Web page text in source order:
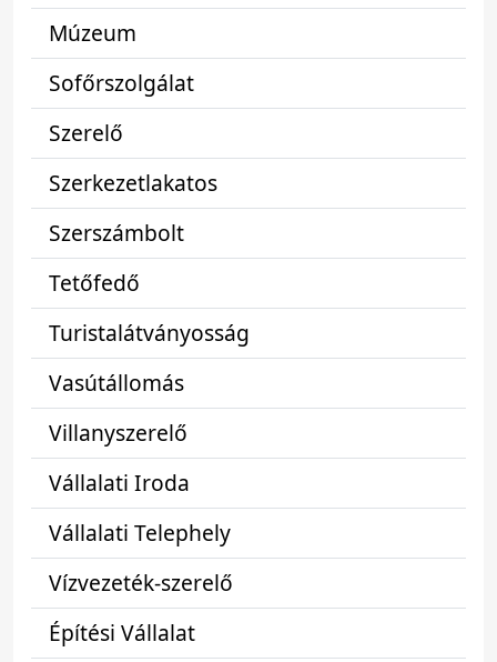
Múzeum
Sofőrszolgálat
Szerelő
Szerkezetlakatos
Szerszámbolt
Tetőfedő
Turistalátványosság
Vasútállomás
Villanyszerelő
Vállalati Iroda
Vállalati Telephely
Vízvezeték-szerelő
Építési Vállalat